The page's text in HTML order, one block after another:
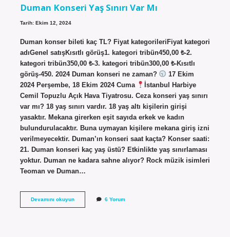
Duman Konseri Yaş Sınırı Var Mı
Tarih: Ekim 12, 2024
Duman konser bileti kaç TL? Fiyat kategorileriFiyat kategori
adıGenel satışKısıtlı görüş1. kategori tribün450,00 ₺-2.
kategori tribün350,00 ₺-3. kategori tribün300,00 ₺-Kısıtlı
görüş-450. 2024 Duman konseri ne zaman?
17 Ekim
2024 Perşembe, 18 Ekim 2024 Cuma
İstanbul Harbiye
Cemil Topuzlu Açık Hava Tiyatrosu. Ceza konseri yaş sınırı
var mı? 18 yaş sınırı vardır. 18 yaş altı kişilerin girişi
yasaktır. Mekana girerken eşit sayıda erkek ve kadın
bulundurulacaktır. Buna uymayan kişilere mekana giriş izni
verilmeyecektir. Duman’ın konseri saat kaçta? Konser saati:
21. Duman konseri kaç yaş üstü? Etkinlikte yaş sınırlaması
yoktur. Duman ne kadara sahne alıyor? Rock müzik isimleri
Teoman ve Duman…
Devamını okuyunDuman
6 Yorum